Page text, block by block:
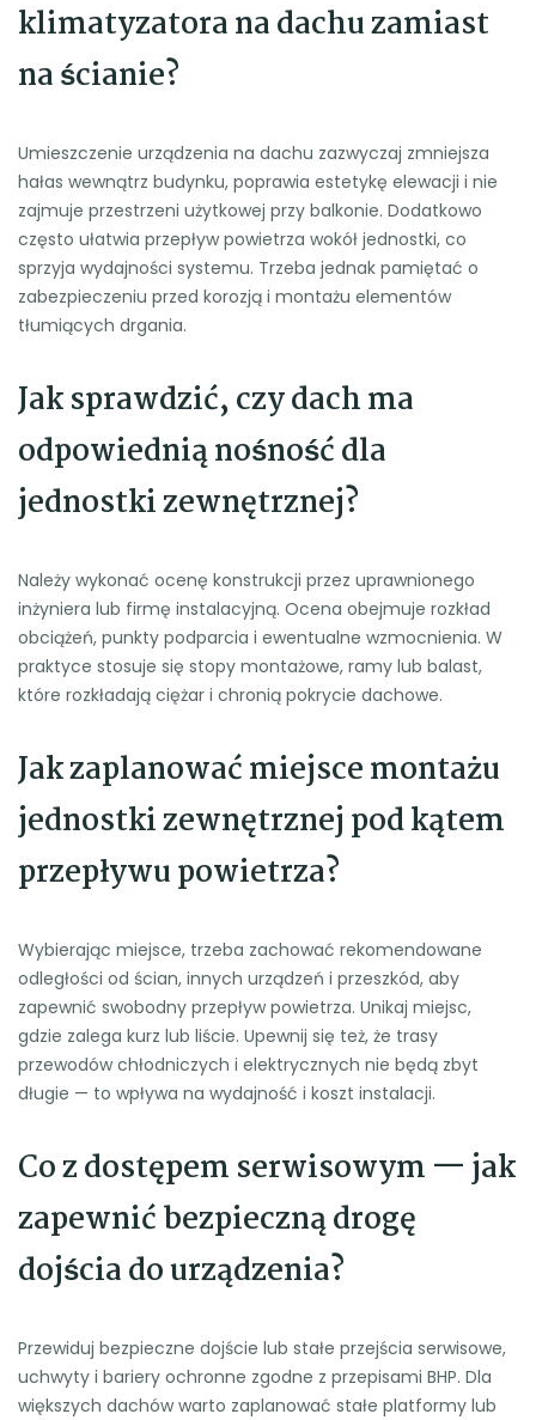
klimatyzatora na dachu zamiast
na ścianie?
Umieszczenie urządzenia na dachu zazwyczaj zmniejsza
hałas wewnątrz budynku, poprawia estetykę elewacji i nie
zajmuje przestrzeni użytkowej przy balkonie. Dodatkowo
często ułatwia przepływ powietrza wokół jednostki, co
sprzyja wydajności systemu. Trzeba jednak pamiętać o
zabezpieczeniu przed korozją i montażu elementów
tłumiących drgania.
Jak sprawdzić, czy dach ma
odpowiednią nośność dla
jednostki zewnętrznej?
Należy wykonać ocenę konstrukcji przez uprawnionego
inżyniera lub firmę instalacyjną. Ocena obejmuje rozkład
obciążeń, punkty podparcia i ewentualne wzmocnienia. W
praktyce stosuje się stopy montażowe, ramy lub balast,
które rozkładają ciężar i chronią pokrycie dachowe.
Jak zaplanować miejsce montażu
jednostki zewnętrznej pod kątem
przepływu powietrza?
Wybierając miejsce, trzeba zachować rekomendowane
odległości od ścian, innych urządzeń i przeszkód, aby
zapewnić swobodny przepływ powietrza. Unikaj miejsc,
gdzie zalega kurz lub liście. Upewnij się też, że trasy
przewodów chłodniczych i elektrycznych nie będą zbyt
długie — to wpływa na wydajność i koszt instalacji.
Co z dostępem serwisowym — jak
zapewnić bezpieczną drogę
dojścia do urządzenia?
Przewiduj bezpieczne dojście lub stałe przejścia serwisowe,
uchwyty i bariery ochronne zgodne z przepisami BHP. Dla
większych dachów warto zaplanować stałe platformy lub